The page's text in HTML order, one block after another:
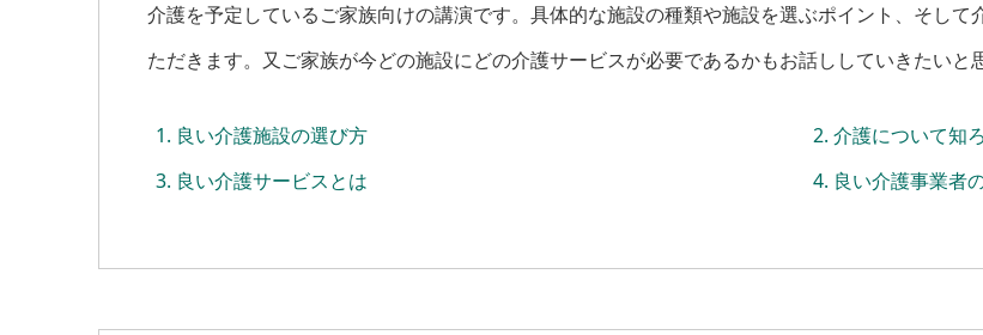
介護を予定しているご家族向けの講演です。具体的な施設の種類や施設を選ぶポイント、そし
ただきます。又ご家族が今どの施設にどの介護サービスが必要であるかもお話ししていきたいと
良い介護施設の選び方
介護について知
良い介護サービスとは
良い介護事業者